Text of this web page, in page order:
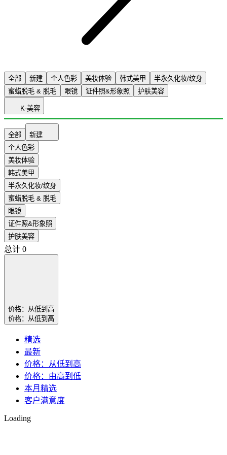
全部 新建 个人色彩 美妆体验 韩式美甲
半永久化妆/纹身
蜜蜡脱毛 & 脱毛
眼镜 证件照&形象照 护肤美容
K-美容
全部
新建
个人色彩
美妆体验
韩式美甲
半永久化妆/纹身
蜜蜡脱毛 & 脱毛
眼镜
证件照&形象照
护肤美容
总计 0
价格：从低到高
价格：从低到高
精选
最新
价格：从低到高
价格：由高到低
本月精选
客户满意度
Loading